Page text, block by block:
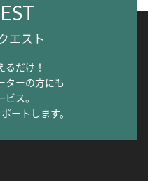
エスト
だけ！
ターの方にも
ス。
ートします。